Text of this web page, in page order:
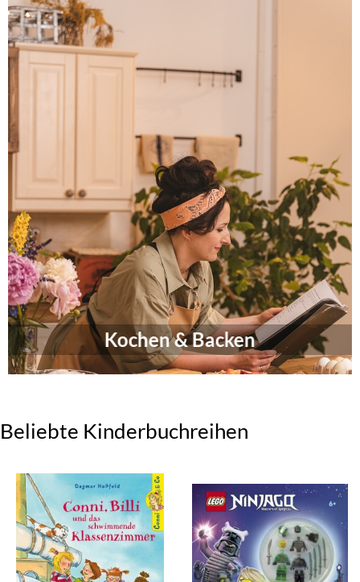
Kochen & Backen
Beliebte Kinderbuchreihen